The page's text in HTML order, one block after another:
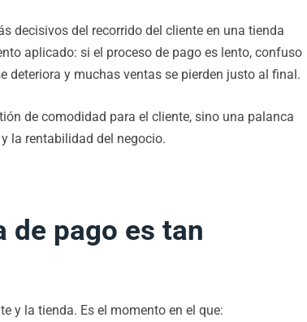
decisivos del recorrido del cliente en una tienda
aplicado: si el proceso de pago es lento, confuso
deteriora y muchas ventas se pierden justo al final.
de comodidad para el cliente, sino una palanca
la rentabilidad del negocio.
de pago es tan
y la tienda. Es el momento en el que: